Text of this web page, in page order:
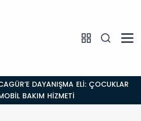
BAKIM HİZMETİ